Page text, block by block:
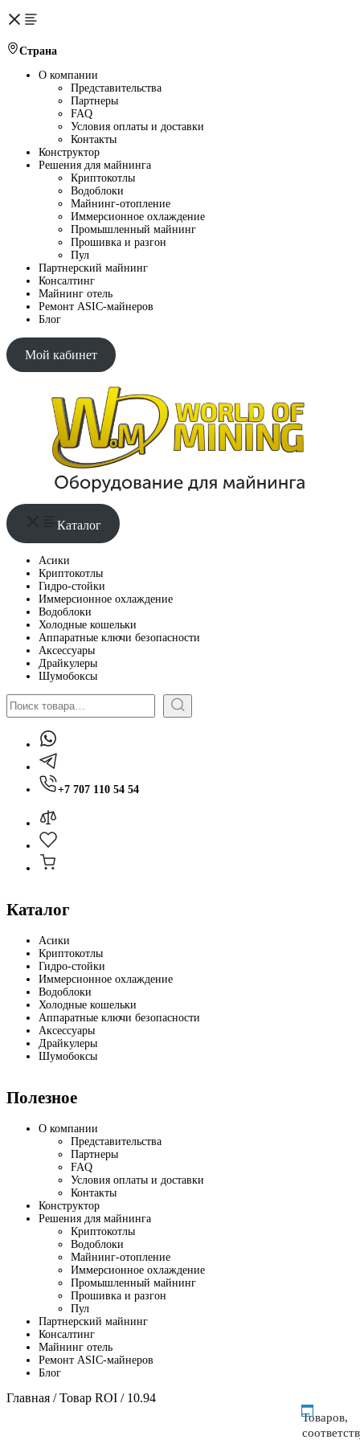
Страна
О компании
Представительства
Партнеры
FAQ
Условия оплаты и доставки
Контакты
Конструктор
Решения для майнинга
Криптокотлы
Водоблоки
Майнинг-отопление
Иммерсионное охлаждение
Промышленный майнинг
Прошивка и разгон
Пул
Партнерский майнинг
Консалтинг
Майнинг отель
Ремонт ASIC-майнеров
Блог
Мой кабинет
Каталог
Асики
Криптокотлы
Гидро-стойки
Иммерсионное охлаждение
Водоблоки
Холодные кошельки
Аппаратные ключи безопасности
Аксессуары
Драйкулеры
Шумобоксы
Поиск
+7 707 110 54 54
Каталог
Асики
Криптокотлы
Гидро-стойки
Иммерсионное охлаждение
Водоблоки
Холодные кошельки
Аппаратные ключи безопасности
Аксессуары
Драйкулеры
Шумобоксы
Полезное
О компании
Представительства
Партнеры
FAQ
Условия оплаты и доставки
Контакты
Конструктор
Решения для майнинга
Криптокотлы
Водоблоки
Майнинг-отопление
Иммерсионное охлаждение
Промышленный майнинг
Прошивка и разгон
Пул
Партнерский майнинг
Консалтинг
Майнинг отель
Ремонт ASIC-майнеров
Блог
Главная / Товар ROI / 10.94
Товаров,